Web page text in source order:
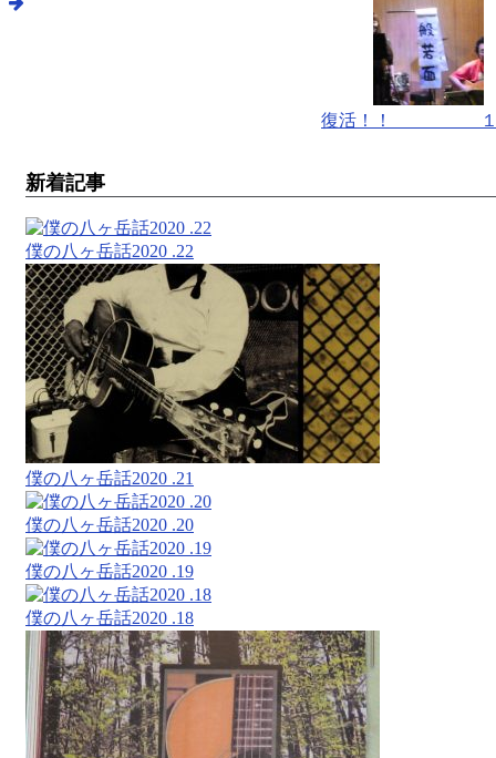
復活！！ １
新着記事
僕の八ヶ岳話2020 .22
僕の八ヶ岳話2020 .21
僕の八ヶ岳話2020 .20
僕の八ヶ岳話2020 .19
僕の八ヶ岳話2020 .18